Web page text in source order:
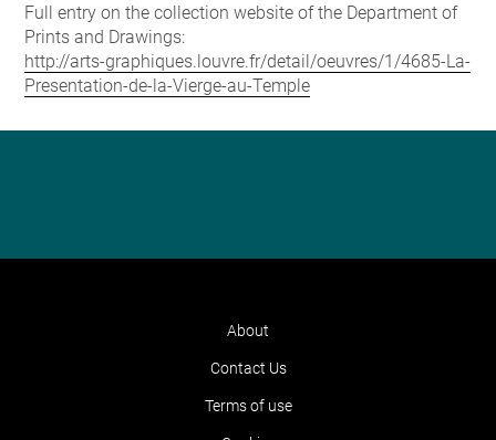
Full entry on the collection website of the Department of
Prints and Drawings:
http://arts-graphiques.louvre.fr/detail/oeuvres/1/4685-La-
Presentation-de-la-Vierge-au-Temple
About
Contact Us
Terms of use